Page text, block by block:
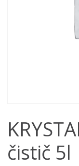
čistič 5l